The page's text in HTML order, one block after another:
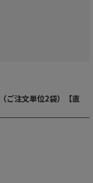
ご注文単位2袋）【直